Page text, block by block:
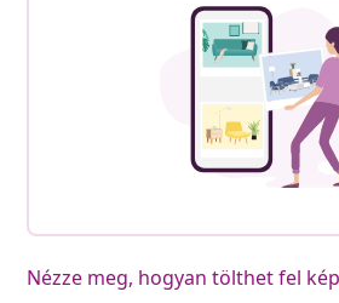
Nézze meg, hogyan tölthet fel